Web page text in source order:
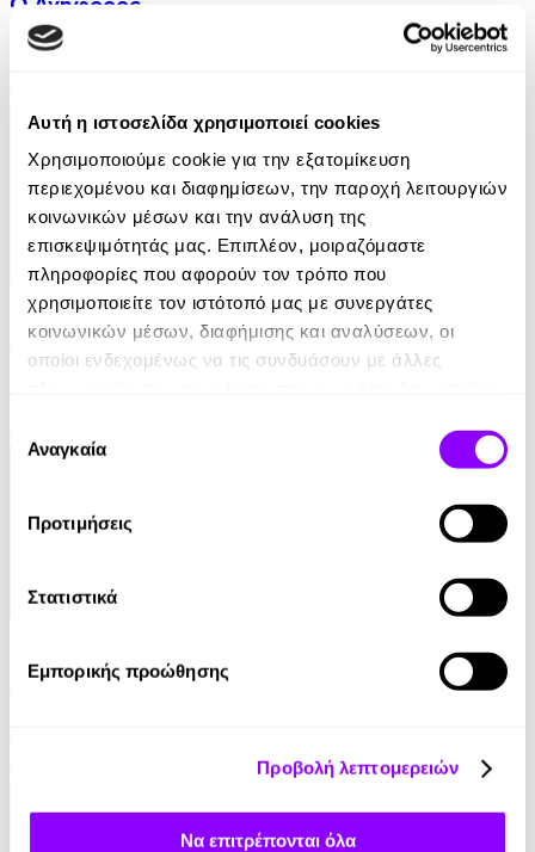
Αυτή η ιστοσελίδα χρησιμοποιεί cookies
Χρησιμοποιούμε cookie για την εξατομίκευση
περιεχομένου και διαφημίσεων, την παροχή λειτουργιών
κοινωνικών μέσων και την ανάλυση της
επισκεψιμότητάς μας. Επιπλέον, μοιραζόμαστε
πληροφορίες που αφορούν τον τρόπο που
χρησιμοποιείτε τον ιστότοπό μας με συνεργάτες
κοινωνικών μέσων, διαφήμισης και αναλύσεων, οι
οποίοι ενδεχομένως να τις συνδυάσουν με άλλες
των υπηρεσιών τους.
συγκατάθεσης
Αναγκαία
Προτιμήσεις
Στατιστικά
Εμπορικής προώθησης
Προβολή λεπτομερειών
Να επιτρέπονται όλα
Νίκος Καζαντζάκης
Audiobook • 1 Credit
Μιλώντας στην Κόρη μου
Εμμανουήλ Καραλής: Όταν κοιτάς από ψηλά